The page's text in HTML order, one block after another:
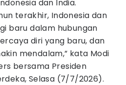
dan India.
terakhir, Indonesia dan
baru dalam hubungan
diri yang baru, dan
mendalam,” kata Modi
bersama Presiden
Selasa (7/7/2026).